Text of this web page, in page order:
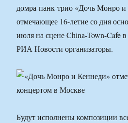
домра-панк-трио «Дочь Монро и
отмечающее 16-летие со дня
июля на сцене China-Town-Cafe
РИА Новости организаторы.
Будут исполнены композиции